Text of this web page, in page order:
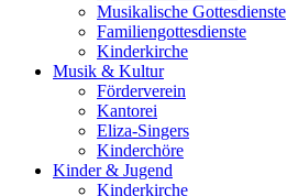
Musikalische Gottesdienste
Familiengottesdienste
Kinderkirche
Musik & Kultur
Förderverein
Kantorei
Eliza-Singers
Kinderchöre
Kinder & Jugend
Kinderkirche